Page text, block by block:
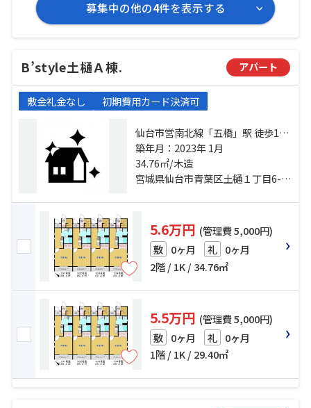
募集中の他の4件を表示する
B’style土樋Ａ棟. アパート
敷金礼金なし 初期費用カード決済可
仙台市営南北線「五橋」駅 徒歩11
分 仙台市営南北線「愛宕橋」駅 徒
歩11分 仙台市地下鉄東西線「青葉
通一番町」駅 徒歩20分
築年月：2023年 1月
34.76㎡/木造
宮城県仙台市青葉区土樋１丁目6-17
5.6万円 (管理費 5,000円)
敷 0ヶ月 礼 0ヶ月
2階 / 1K / 34.76㎡
5.5万円 (管理費 5,000円)
敷 0ヶ月 礼 0ヶ月
1階 / 1K / 29.40㎡